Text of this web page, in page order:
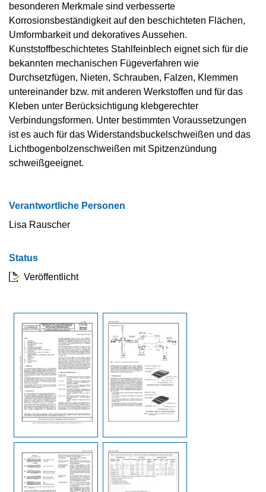
besonderen Merkmale sind verbesserte
Korrosionsbeständigkeit auf den beschichteten Flächen,
Umformbarkeit und dekoratives Aussehen.
Kunststoffbeschichtetes Stahlfeinblech eignet sich für die
bekannten mechanischen Fügeverfahren wie
Durchsetzfügen, Nieten, Schrauben, Falzen, Klemmen
untereinander bzw. mit anderen Werkstoffen und für das
Kleben unter Berücksichtigung klebgerechter
Verbindungsformen. Unter bestimmten Voraussetzungen
ist es auch für das Widerstandsbuckelschweißen und das
Lichtbogenbolzenschweißen mit Spitzenzündung
schweißgeeignet.
Verantwortliche Personen
Lisa Rauscher
Status
Veröffentlicht